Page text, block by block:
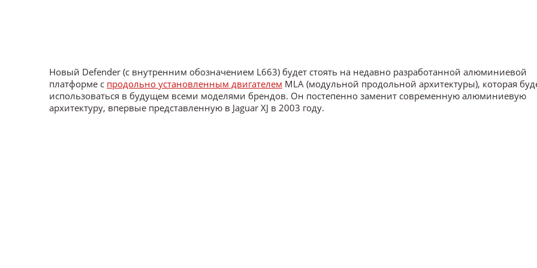
Новый Defender (с внутренним обозначением L663) будет стоять на недавно разработанной алюминиевой
платформе с продольно установленным двигателем MLA (модульной продольной архитектуры), которая
использоваться в будущем всеми моделями брендов. Он постепенно заменит современную алюминиевую
архитектуру, впервые представленную в Jaguar XJ в 2003 году.